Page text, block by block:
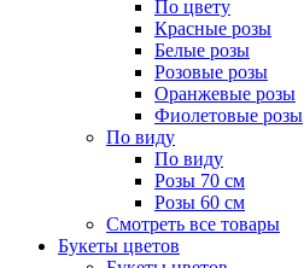
По цвету
Красные розы
Белые розы
Розовые розы
Оранжевые розы
Фиолетовые розы
По виду
По виду
Розы 70 см
Розы 60 см
Смотреть все товары
Букеты цветов